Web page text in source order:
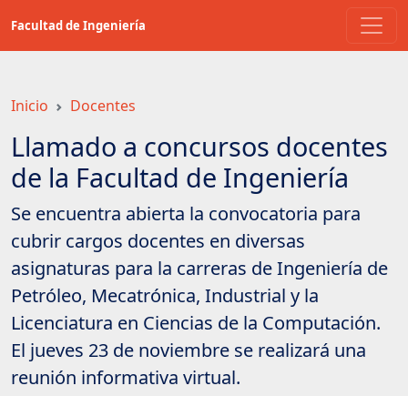
contenido
Facultad de Ingeniería
Inicio Docentes
Llamado a concursos docentes
de la Facultad de Ingeniería
Se encuentra abierta la convocatoria para
cubrir cargos docentes en diversas
asignaturas para la carreras de Ingeniería de
Petróleo, Mecatrónica, Industrial y la
Licenciatura en Ciencias de la Computación.
El jueves 23 de noviembre se realizará una
reunión informativa virtual.